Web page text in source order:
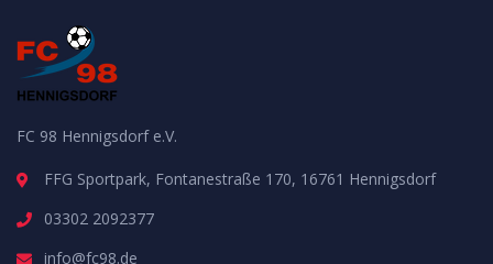
FC 98 Hennigsdorf e.V.
FFG Sportpark, Fontanestraße 170, 16761 Hennigsdorf
03302 2092377
info@fc98.de